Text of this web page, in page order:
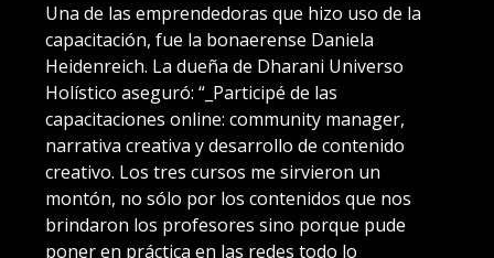
Una de las emprendedoras que hizo uso de la
capacitación, fue la bonaerense Daniela
Heidenreich. La dueña de Dharani Universo
Holístico aseguró: “_Participé de las
capacitaciones online: community manager,
narrativa creativa y desarrollo de contenido
creativo. Los tres cursos me sirvieron un
montón, no sólo por los contenidos que nos
brindaron los profesores sino porque pude
poner en práctica en las redes todo lo